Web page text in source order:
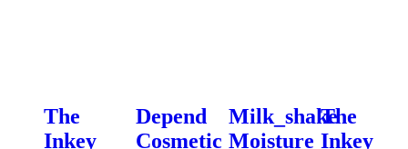
The
Inkey
Depend
Cosmetic
Milk_shake
Moisture
The
Inkey